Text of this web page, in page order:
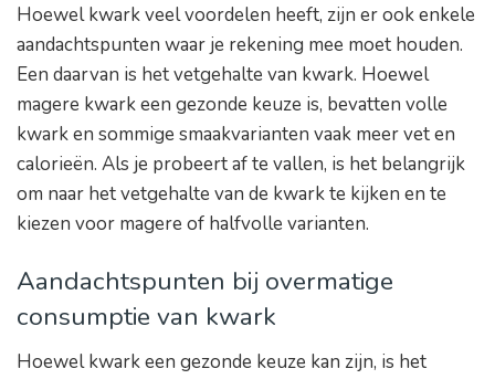
Hoewel kwark veel voordelen heeft, zijn er ook enkele
aandachtspunten waar je rekening mee moet houden.
Een daarvan is het vetgehalte van kwark. Hoewel
magere kwark een gezonde keuze is, bevatten volle
kwark en sommige smaakvarianten vaak meer vet en
calorieën. Als je probeert af te vallen, is het belangrijk
om naar het vetgehalte van de kwark te kijken en te
kiezen voor magere of halfvolle varianten.
Aandachtspunten bij overmatige
consumptie van kwark
Hoewel kwark een gezonde keuze kan zijn, is het